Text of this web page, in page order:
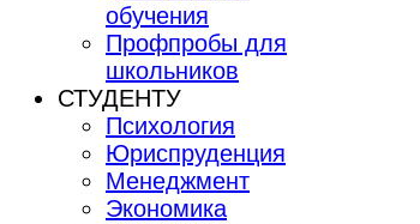
обучения
Профпробы для
школьников
СТУДЕНТУ
Психология
Юриспруденция
Менеджмент
Экономика